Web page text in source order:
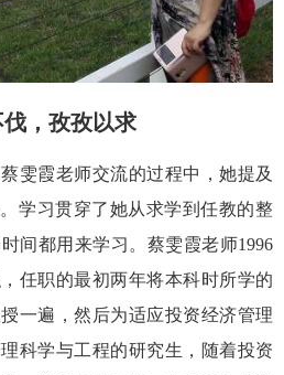
，孜孜以求
霞老师交流的过程中，她提及
学习贯穿了她从求学到任教的整
间都用来学习。蔡雯霞老师1996
任职的最初两年将本科时所学的
一遍，然后为适应投资经济管理
科学与工程的研究生， 随着投资